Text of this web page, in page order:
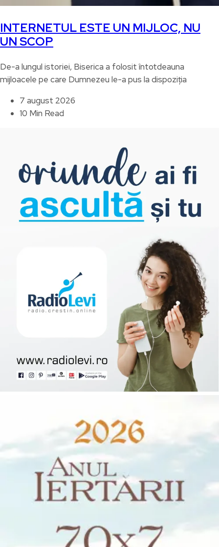
INTERNETUL ESTE UN MIJLOC, NU
UN SCOP
De-a lungul istoriei, Biserica a folosit întotdeauna
mijloacele pe care Dumnezeu le-a pus la dispoziția
7 august 2026
10 Min Read